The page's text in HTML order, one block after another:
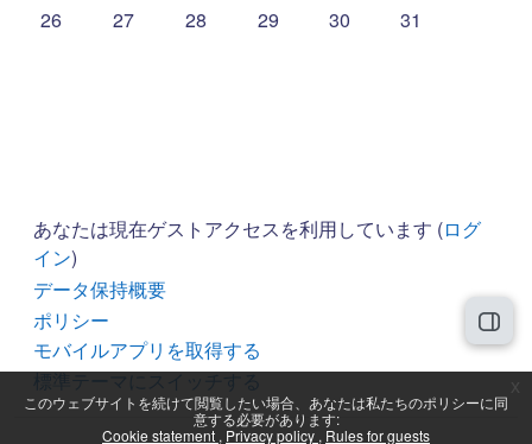
このウェブサイトを続けて閲覧したい場合、あなたは私たちのポリシーに同
意する必要があります:
Cookie statement Privacy policy Rules for guests
ブロ
イベントなし 2026年 07月 26日
26 イベントなし 2026年 07月 27日
27 イベントなし 2026年 07月 28日
28 イベントなし 2026年 07月 29日
29 イベントなし 2026年
30 イベントなし
31
あなたは現在ゲストアクセスを利用しています (ログ
イン)
データ保持概要
ポリシー
モバイルアプリを取得する
標準テーマにスイッチする